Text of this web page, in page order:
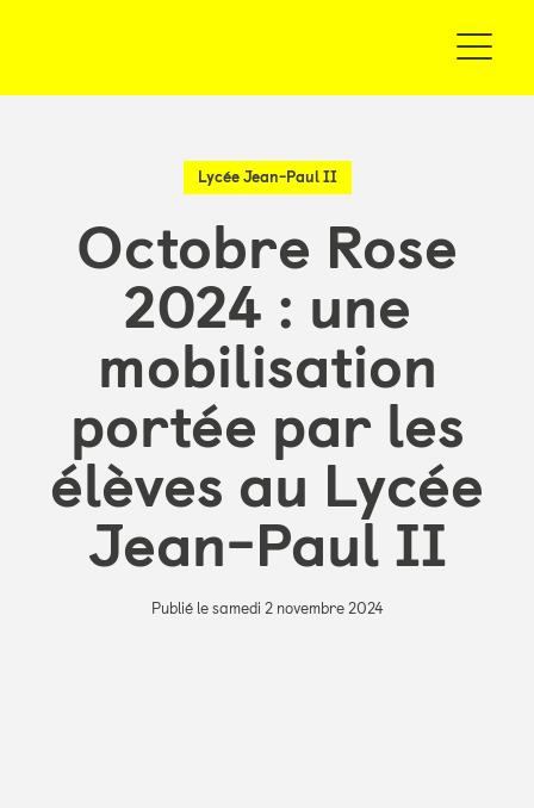
Lycée Jean-Paul II
Octobre Rose
2024 : une
mobilisation
portée par les
élèves au Lycée
Jean-Paul II
Publié le samedi 2 novembre 2024